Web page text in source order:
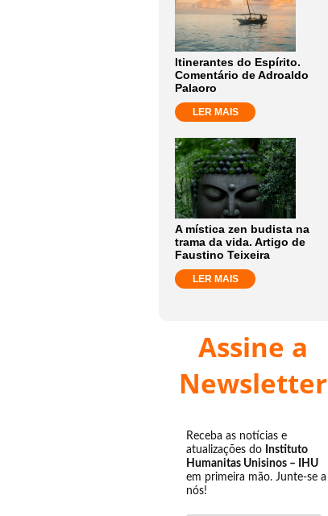
Itinerantes do Espírito.
Comentário de Adroaldo
Palaoro
LER MAIS
A mística zen budista na
trama da vida. Artigo de
Faustino Teixeira
LER MAIS
Assine a
Newsletter
Receba as notícias e
atualizações do Instituto
Humanitas Unisinos – IHU
em primeira mão. Junte-se a
nós!